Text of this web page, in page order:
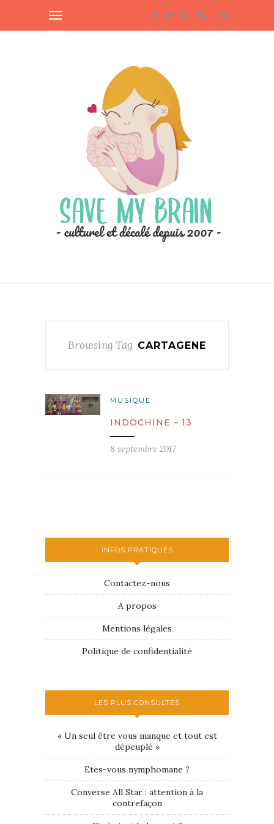
Browsing Tag CARTAGENE
MUSIQUE
INDOCHINE – 13
8 septembre 2017
INFOS PRATIQUES
Contactez-nous
A propos
Mentions légales
Politique de confidentialité
LES PLUS CONSULTÉS
« Un seul être vous manque et tout est
dépeuplé »
Etes-vous nymphomane ?
Converse All Star : attention à la
contrefaçon